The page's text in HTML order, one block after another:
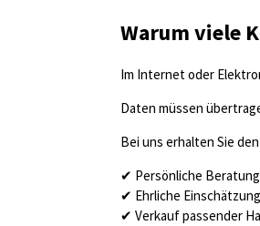
Warum viele
Im Internet oder
Daten müssen
Bei uns erhalten Sie
✔ Persönliche Beratung
✔ Ehrliche
✔ Verkauf passender